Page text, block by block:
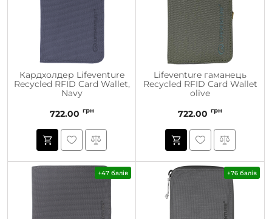
Кардхолдер Lifeventure
Recycled RFID Card Wallet,
Navy
722.00 грн
Lifeventure гаманець
Recycled RFID Card Wallet
olive
722.00 грн
+47 балів +76 балів